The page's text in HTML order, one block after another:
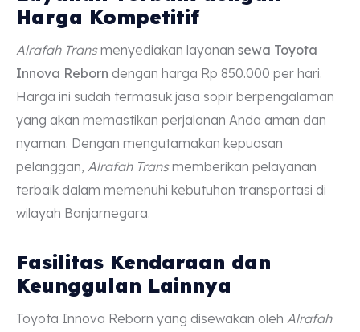
Harga Kompetitif
Alrafah Transmenyediakan layanan sewa Toyota
Innova Reborn dengan harga Rp 850.000 per hari.
Harga ini sudah termasuk jasa sopir berpengalaman
yang akan memastikan perjalanan Anda aman dan
nyaman. Dengan mengutamakan kepuasan
pelanggan, Alrafah Transmemberikan pelayanan
terbaik dalam memenuhi kebutuhan transportasi di
wilayah Banjarnegara.
Fasilitas Kendaraan dan
Keunggulan Lainnya
Toyota Innova Reborn yang disewakan oleh Alrafah